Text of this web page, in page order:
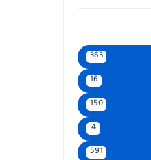
363
16
150
4
591